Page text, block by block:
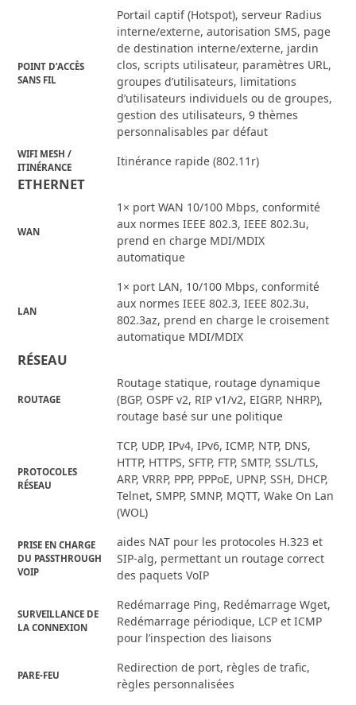
POINT D’ACCÈS
SANS FIL
Portail captif (Hotspot), serveur Radius
interne/externe, autorisation SMS, page
de destination interne/externe, jardin
clos, scripts utilisateur, paramètres URL,
groupes d’utilisateurs, limitations
d’utilisateurs individuels ou de groupes,
gestion des utilisateurs, 9 thèmes
personnalisables par défaut
WIFI MESH /
ITINÉRANCE
Itinérance rapide (802.11r)
ETHERNET
WAN
1× port WAN 10/100 Mbps, conformité
aux normes IEEE 802.3, IEEE 802.3u,
prend en charge MDI/MDIX
automatique
LAN
1× port LAN, 10/100 Mbps, conformité
aux normes IEEE 802.3, IEEE 802.3u,
802.3az, prend en charge le croisement
automatique MDI/MDIX
RÉSEAU
ROUTAGE
Routage statique, routage dynamique
(BGP, OSPF v2, RIP v1/v2, EIGRP, NHRP),
routage basé sur une politique
PROTOCOLES
RÉSEAU
TCP, UDP, IPv4, IPv6, ICMP, NTP, DNS,
HTTP, HTTPS, SFTP, FTP, SMTP, SSL/TLS,
ARP, VRRP, PPP, PPPoE, UPNP, SSH, DHCP,
Telnet, SMPP, SMNP, MQTT, Wake On Lan
(WOL)
PRISE EN CHARGE
DU PASSTHROUGH
VOIP
aides NAT pour les protocoles H.323 et
SIP-alg, permettant un routage correct
des paquets VoIP
SURVEILLANCE DE
LA CONNEXION
Redémarrage Ping, Redémarrage Wget,
Redémarrage périodique, LCP et ICMP
pour l’inspection des liaisons
PARE-FEU
Redirection de port, règles de trafic,
règles personnalisées